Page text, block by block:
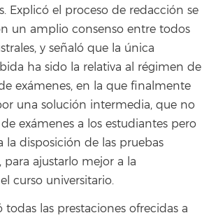
Explicó el proceso de redacción se
un amplio consenso entre todos
y señaló que la única
ha sido la relativa al régimen de
exámenes, en la que finalmente
una solución intermedia, que no
exámenes a los estudiantes pero
la disposición de las pruebas
ajustarlo mejor a la
curso universitario.
todas las prestaciones ofrecidas a